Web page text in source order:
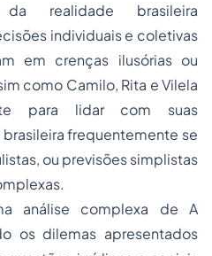
realidade brasileira
individuais e coletivas
em crenças ilusórias ou
como Camilo, Rita e Vilela
para lidar com suas
frequentemente se
ou previsões simplistas
análise complexa de A
os dilemas apresentados